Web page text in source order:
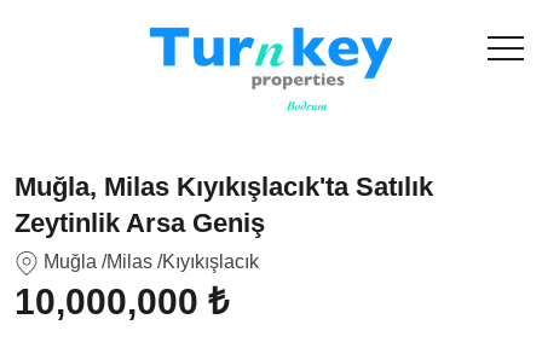
Muğla, Milas Kıyıkışlacık'ta Satılık
Zeytinlik Arsa Geniş
Muğla /Milas /Kıyıkışlacık
10,000,000 ₺